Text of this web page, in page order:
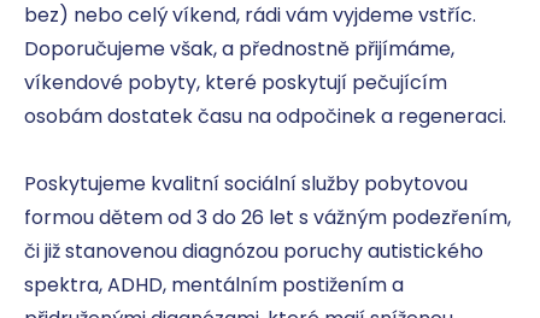
bez) nebo celý víkend, rádi vám vyjdeme vstříc.
Doporučujeme však, a přednostně přijímáme,
víkendové pobyty, které poskytují pečujícím
osobám dostatek času na odpočinek a regeneraci.
Poskytujeme kvalitní sociální služby pobytovou
formou dětem od 3 do 26 let s vážným podezřením,
či již stanovenou diagnózou poruchy autistického
spektra, ADHD, mentálním postižením a